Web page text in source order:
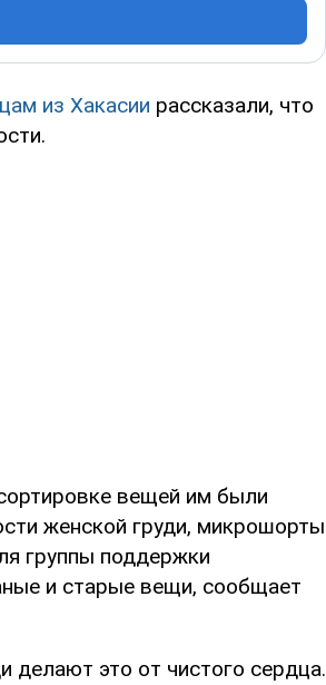
из Хакасии рассказали, что
вещей им были
женской груди, микрошорты
группы поддержки
и старые вещи, сообщает
делают это от чистого сердца.